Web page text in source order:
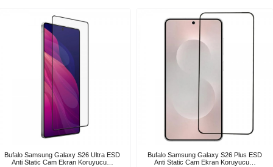
Bufalo Samsung Galaxy S26 Ultra ESD
Anti Static Cam Ekran Koruyucu…
Bufalo Samsung Galaxy S26 Plus ESD
Anti Static Cam Ekran Koruyucu…